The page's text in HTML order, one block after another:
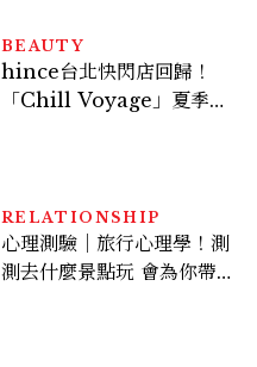
BEAUTY
hince台北快閃店回歸！
「Chill Voyage」夏季限
RELATIONSHIP
心理測驗｜旅行心理學！測
測去什麼景點玩 會為你帶來